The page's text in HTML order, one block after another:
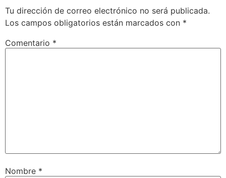
Tu dirección de correo electrónico no será publicada.
Los campos obligatorios están marcados con *
Comentario *
Nombre *